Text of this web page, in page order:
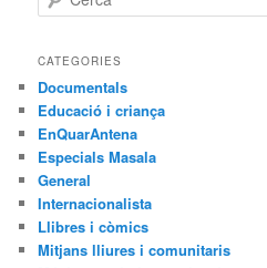
e
c
CATEGORIES
Documentals
Educació i criança
EnQuarAntena
Especials Masala
General
Internacionalista
Llibres i còmics
Mitjans lliures i comunitaris